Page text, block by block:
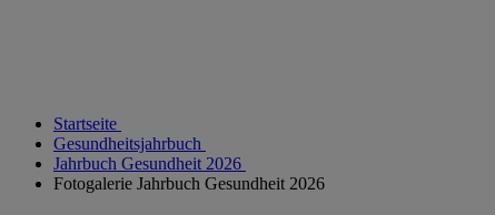
Startseite
Gesundheitsjahrbuch
Jahrbuch Gesundheit 2026
Fotogalerie Jahrbuch Gesundheit 2026